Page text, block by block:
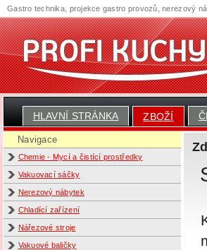
HLAVNÍ STRÁNKA ZBOŽÍ
Navigace
Chemie - Mycí a čistící prostředky
Vakuovací sáčky
Nerezový nábytek
Chladící zařízení
Nářezové stroje
Vakuové baličky
Gastro technika, projekce gastro provozů, nerezový